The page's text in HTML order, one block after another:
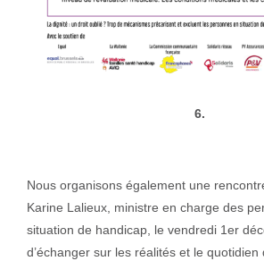
6.
Nous organisons également une
Karine Lalieux, ministre en charge des
situation de handicap, le vendredi 1er
d’échanger sur les réalités et le